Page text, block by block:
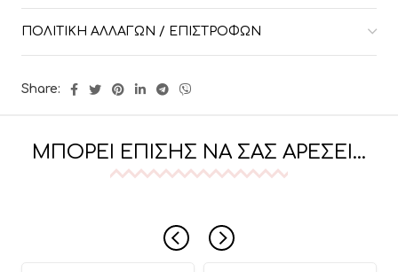
ΠΟΛΙΤΙΚΉ ΑΛΛΑΓΏΝ / ΕΠΙΣΤΡΟΦΏΝ
Share:
ΜΠΟΡΕΊ ΕΠΊΣΗΣ ΝΑ ΣΑΣ ΑΡΈΣΕΙ…